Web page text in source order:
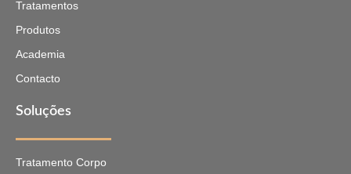
Tratamentos
Produtos
Academia
Contacto
Soluções
Tratamento Corpo